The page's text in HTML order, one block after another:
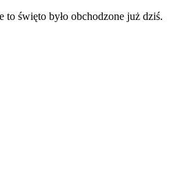
święto było obchodzone już dziś.